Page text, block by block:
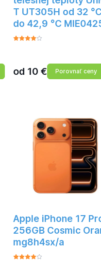
T UT305H od 32
do 42,9 °C
od 10 € Porovnať ceny
Apple iPhone 17
256GB Cosmic
mg8h4sx/a